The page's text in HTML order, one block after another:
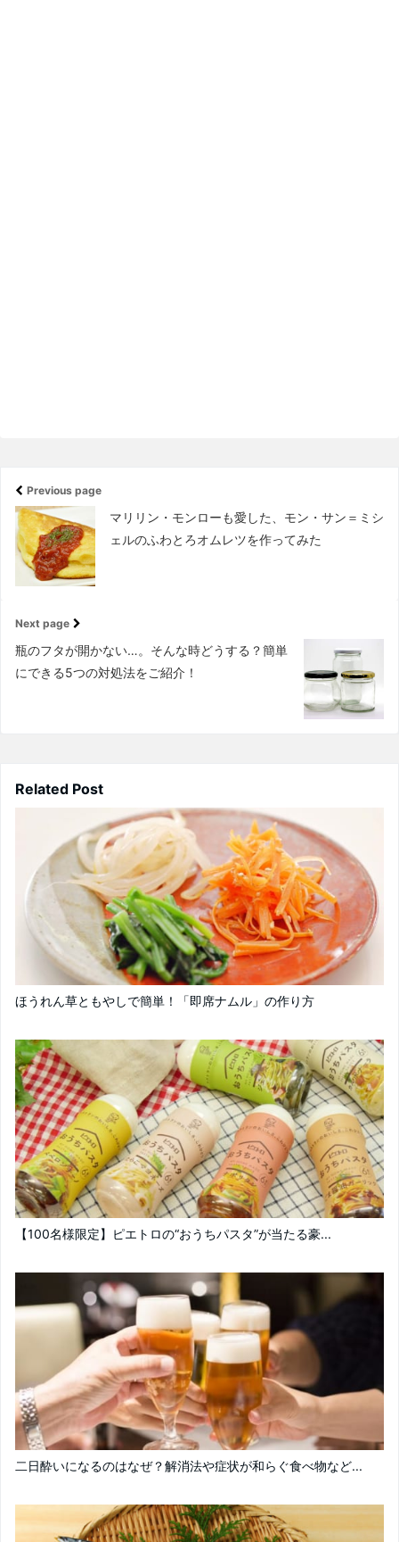
Previous page
マリリン・モンローも愛した、モン・サン＝ミシ
ェルのふわとろオムレツを作ってみた
Next page
瓶のフタが開かない…。そんな時どうする？簡単
にできる5つの対処法をご紹介！
Related Post
ほうれん草ともやしで簡単！「即席ナムル」の作り方
【100名様限定】ピエトロの“おうちパスタ”が当たる豪...
二日酔いになるのはなぜ？解消法や症状が和らぐ食べ物など...